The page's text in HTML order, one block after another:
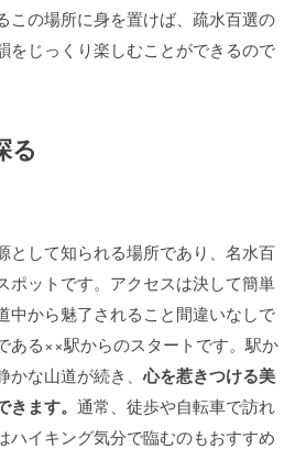
この場所に身を置けば、疏水百選の
をじっくり楽しむことができるので
る
として知られる場所であり、名水百
ポットです。アクセスは決して簡単
中から魅了されること間違いなしで
ある××駅からのスタートです。駅か
かな山道が続き、心を惹きつける美
ます。 通常、徒歩や自転車で訪れ
ハイキング気分で臨むのもおすすめ